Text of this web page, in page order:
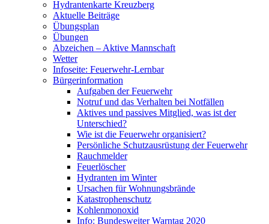
Hydrantenkarte Kreuzberg
Aktuelle Beiträge
Übungsplan
Übungen
Abzeichen – Aktive Mannschaft
Wetter
Infoseite: Feuerwehr-Lernbar
Bürgerinformation
Aufgaben der Feuerwehr
Notruf und das Verhalten bei Notfällen
Aktives und passives Mitglied, was ist der
Unterschied?
Wie ist die Feuerwehr organisiert?
Persönliche Schutzausrüstung der Feuerwehr
Rauchmelder
Feuerlöscher
Hydranten im Winter
Ursachen für Wohnungsbrände
Katastrophenschutz
Kohlenmonoxid
Info: Bundesweiter Warntag 2020